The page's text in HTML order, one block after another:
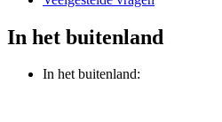
In het buitenland
In het buitenland: